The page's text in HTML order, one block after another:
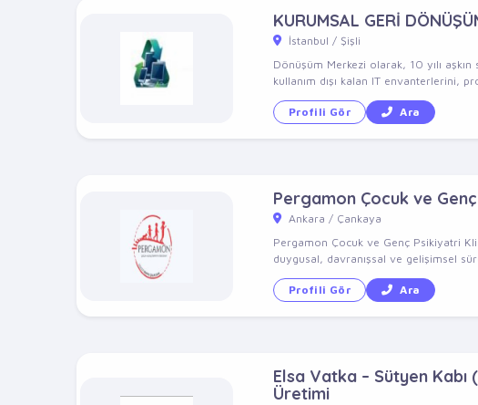
KURUMSAL GERİ
İstanbul / Şişli
Dönüşüm Merkezi olarak, 10 yılı
kullanım dışı kalan IT envanterlerini,
Profili Gör Ara
Pergamon Çocuk ve
Ankara / Çankaya
Pergamon Çocuk ve Genç Psikiyatri
duygusal, davranışsal ve gelişimsel
Profili Gör Ara
Elsa Vatka – Sütyen Kabı
Üretimi